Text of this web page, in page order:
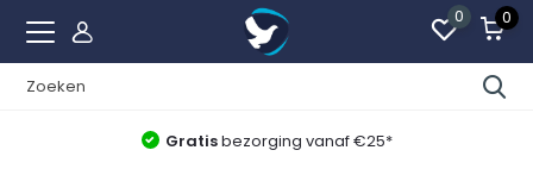
0 0
Gratisbezorging vanaf €25*